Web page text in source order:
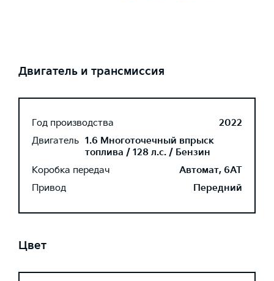
Двигатель и трансмиссия
Год производства
2022
Двигатель 1.6 Многоточечный впрыск
топлива / 128 л.с. / Бензин
Коробка передач
Автомат, 6AT
Привод
Передний
Цвет